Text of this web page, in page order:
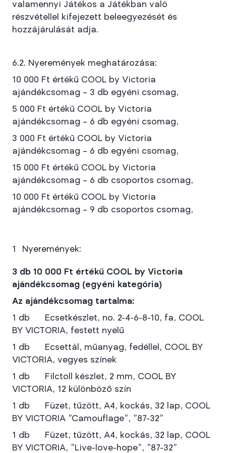
valamennyi Játékos a Játékban való
részvétellel kifejezett beleegyezését és
hozzájárulását adja.
6.2. Nyeremények meghatározása:
10 000 Ft értékű COOL by Victoria
ajándékcsomag – 3 db egyéni csomag,
5 000 Ft értékű COOL by Victoria
ajándékcsomag – 6 db egyéni csomag,
3 000 Ft értékű COOL by Victoria
ajándékcsomag – 6 db egyéni csomag,
15 000 Ft értékű COOL by Victoria
ajándékcsomag – 6 db csoportos csomag,
10 000 Ft értékű COOL by Victoria
ajándékcsomag – 9 db csoportos csomag,
Nyeremények:
3 db 10 000 Ft értékű COOL by Victoria
ajándékcsomag (egyéni kategória)
Az ajándékcsomag tartalma:
1 db Ecsetkészlet, no. 2-4-6-8-10, fa, COOL
BY VICTORIA, festett nyelű
1 db Ecsettál, műanyag, fedéllel, COOL BY
VICTORIA, vegyes színek
1 db Filctoll készlet, 2 mm, COOL BY
VICTORIA, 12 különböző szín
1 db Füzet, tűzött, A4, kockás, 32 lap, COOL
BY VICTORIA "Camouflage", "87-32"
1 db Füzet, tűzött, A4, kockás, 32 lap, COOL
BY VICTORIA, "Live-love-hope", "87-32"